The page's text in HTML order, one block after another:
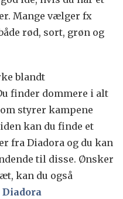
Mange vælger fx
rød, sort, grøn og
blandt
finder dommere i alt
styrer kampene
kan du finde et
fra Diadora og du kan
til disse. Ønsker
kan du også
Diadora